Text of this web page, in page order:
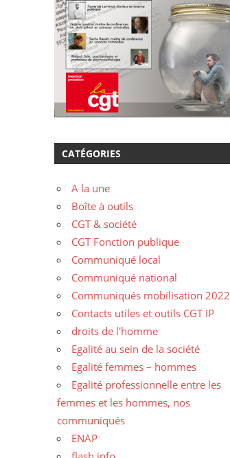
CATÉGORIES
A la une
Boîte à outils
CGT & société
CGT Fonction publique
Communiqué local
Communiqué national
Communiqués mobilisation 2022
Contacts utiles et outils CGT IP
droits de l'homme
Egalité au sein de la société
Egalité femmes – hommes
Egalité professionnelle entre les
femmes et les hommes, nos
communiqués
ENAP